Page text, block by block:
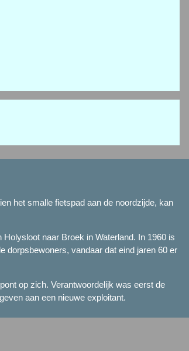
het smalle fietspad aan de noordzijde, kan
naar Broek in Waterland. In 1960 is
dorpsbewoners, vandaar dat eind jaren 60 er
op zich. Verantwoordelijk was eerst de
aan een nieuwe exploitant.